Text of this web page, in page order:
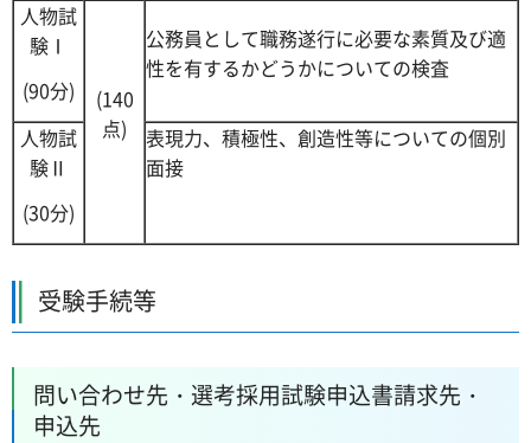
人物試
験Ⅰ
(90分)
(140
点)
公務員として職務遂行に必要な素質及び適
性を有するかどうかについての検査
人物試
験Ⅱ
(30分)
表現力、積極性、創造性等についての個別
面接
受験手続等
問い合わせ先・選考採用試験申込書請求先・
申込先